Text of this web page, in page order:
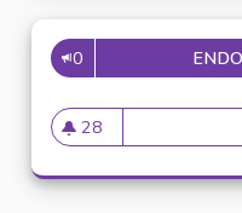
0
28
28 followers